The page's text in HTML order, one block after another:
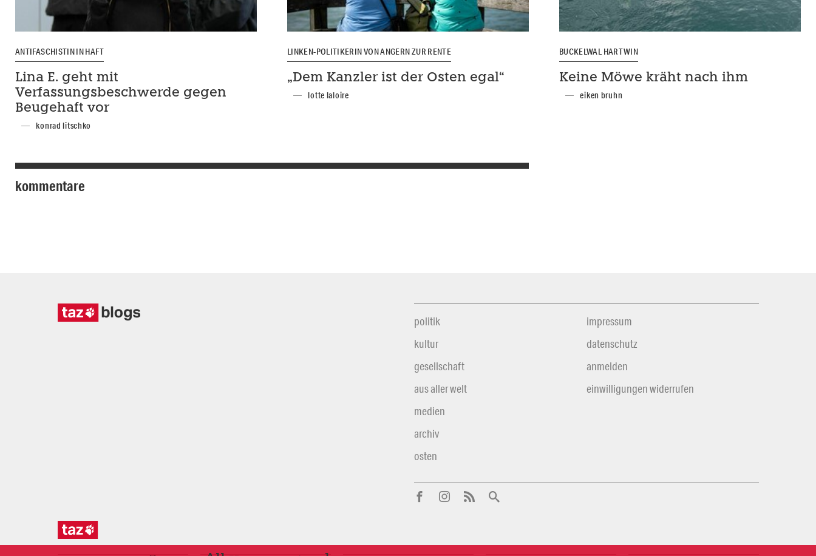
ANTIFASCHISTIN IN HAFT
Lina E. geht mit
Verfassungsbeschwerde gegen
Beugehaft vor
konrad litschko
LINKEN-POLITIKERIN VON ANGERN ZUR RENTE
„Dem Kanzler ist der Osten egal“
lotte laloire
BUCKELWAL HARTWIN
Keine Möwe kräht nach ihm
eiken bruhn
kommentare
politik
kultur
gesellschaft
aus aller welt
medien
archiv
osten
impressum
datenschutz
anmelden
einwilligungen widerrufen